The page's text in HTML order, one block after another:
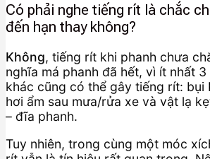
Có phải nghe tiếng rít là chắc
đến hạn thay không?
Không, tiếng rít khi phanh chưa
nghĩa má phanh đã hết, vì ít nhất 3
khác cũng có thể gây tiếng rít: bụi
hơi ẩm sau mưa/rửa xe và vật lạ
– đĩa phanh.
Tuy nhiên, trong cùng một móc